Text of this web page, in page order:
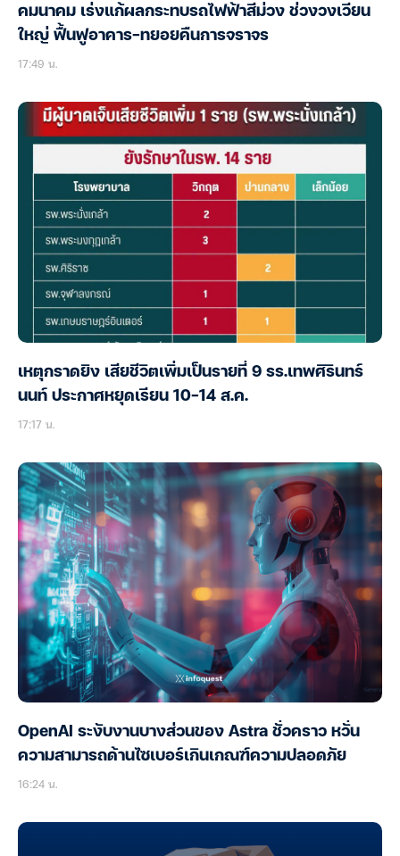
คมนาคม เร่งแก้ผลกระทบรถไฟฟ้าสีม่วง ช่วงวงเวียน
ใหญ่ ฟื้นฟูอาคาร-ทยอยคืนการจราจร
17:49 น.
เหตุกราดยิง เสียชีวิตเพิ่มเป็นรายที่ 9 รร.เทพศิรินทร์
นนท์ ประกาศหยุดเรียน 10-14 ส.ค.
17:17 น.
OpenAI ระงับงานบางส่วนของ Astra ชั่วคราว หวั่น
ความสามารถด้านไซเบอร์เกินเกณฑ์ความปลอดภัย
16:24 น.